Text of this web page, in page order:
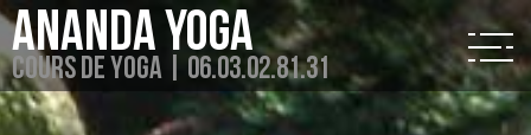
Ananda Yoga
Cours de Yoga | 06.03.02.81.31